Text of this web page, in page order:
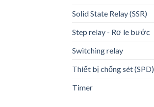
Solid State Relay (SSR)
Step relay - Rơ le bước
Switching relay
Thiết bị chống sét (SPD)
Timer